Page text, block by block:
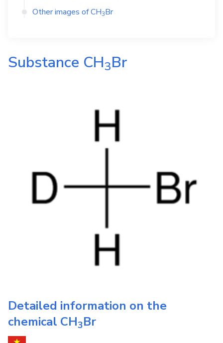
Other images ofCH3Br
Substance CH3Br
Detailed information on the
chemical CH3Br